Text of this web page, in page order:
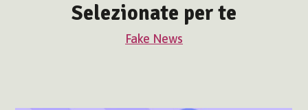
Selezionate per te
Fake News